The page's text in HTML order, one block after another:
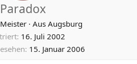
Paradox
· Aus Augsburg
16. Juli 2002
15. Januar 2006